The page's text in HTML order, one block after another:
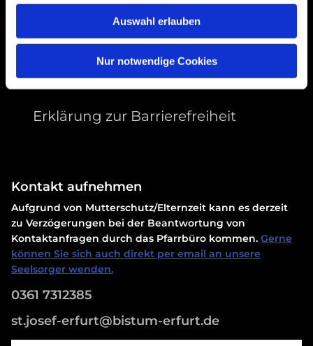
Auswahl erlauben
Nur notwendige Cookies
Erklärung zur Barrierefreiheit
Kontakt aufnehmen
Aufgrund von Mutterschutz/Elternzeit kann es derzeit
zu Verzögerungen bei der Beantwortung von
Kontaktanfragen durch das Pfarrbüro kommen. Gerne
können Sie sich auch direkt per email an unsere
Seelsorger wenden.
0361 7312385
st.josef-erfurt@bistum-erfurt.de